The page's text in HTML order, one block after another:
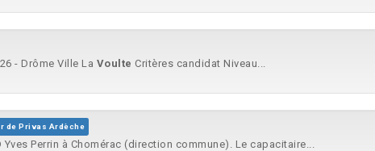
- Drôme Ville La Voulte Critères candidat Niveau...
de Privas Ardèche
Yves Perrin à Chomérac (direction commune). Le capacitaire...